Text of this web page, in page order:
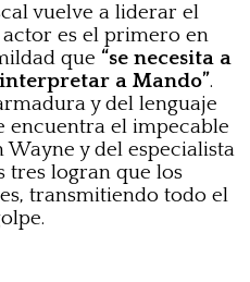
vuelve a liderar el
es el primero en
que “se necesita a
a Mando”.
y del lenguaje
el impecable
y del especialista
tres logran que los
transmitiendo todo el